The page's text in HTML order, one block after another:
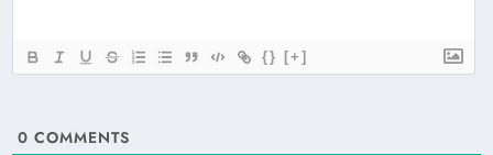
{} [+]
0 COMMENTS